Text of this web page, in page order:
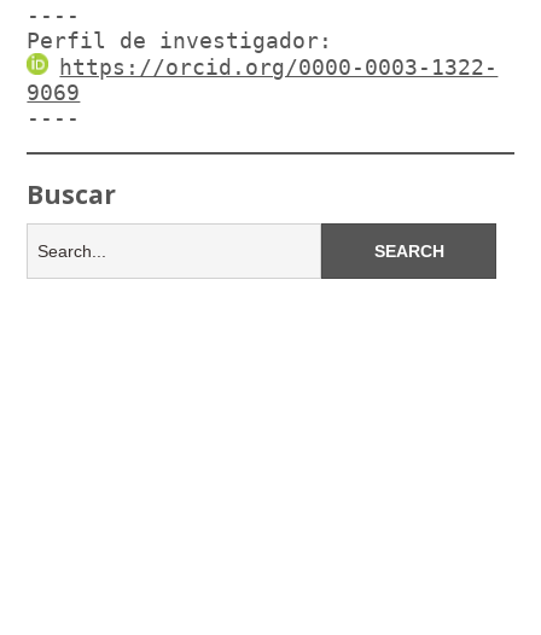
----
Perfil de investigador:
https://orcid.org/0000-0003-1322-
9069
----
Buscar